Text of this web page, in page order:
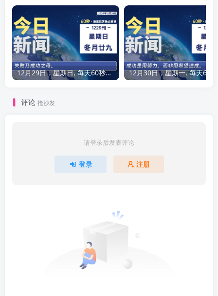
12月29日，星期日, 每天60秒读懂全世界！
评论 抢沙发
请登录后发表评论
登录 注册